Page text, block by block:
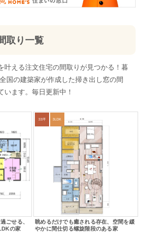
取り一覧
叶える注文住宅の間取りが見つかる！暮
国の建築家が作成した掃き出し窓の間
います。毎日更新中！
ごせる、
の家
33坪 3LDK
眺めるだけでも癒される存在、空間を緩
やかに間仕切る螺旋階段のある家